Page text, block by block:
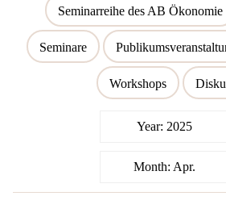
Seminarreihe des AB Ökonomie
Seminare
Workshops
Year: 2025
Month: Apr.